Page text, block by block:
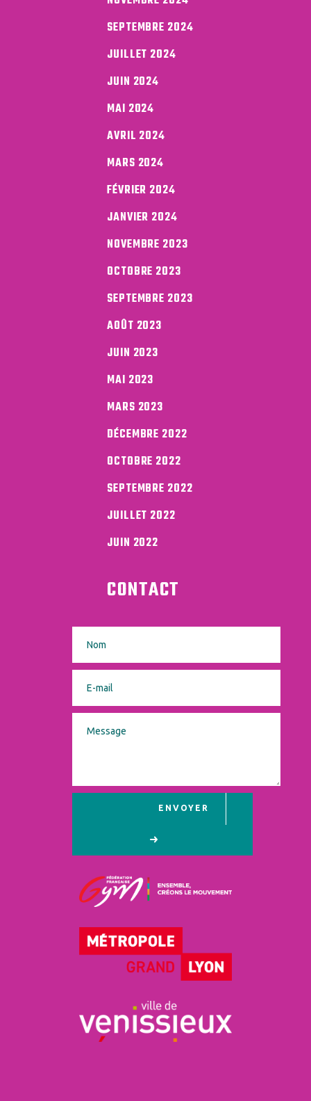
SEPTEMBRE 2024
JUILLET 2024
JUIN 2024
MAI 2024
AVRIL 2024
MARS 2024
FÉVRIER 2024
JANVIER 2024
NOVEMBRE 2023
OCTOBRE 2023
SEPTEMBRE 2023
AOÛT 2023
JUIN 2023
MAI 2023
MARS 2023
DÉCEMBRE 2022
OCTOBRE 2022
SEPTEMBRE 2022
JUILLET 2022
JUIN 2022
CONTACT
ENVOYER